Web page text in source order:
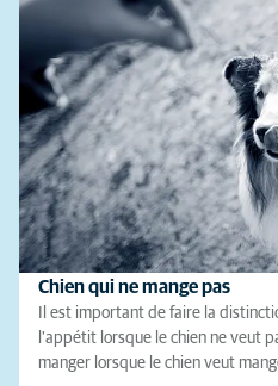
Chien qui ne mange pas
Il est important de faire la
l'appétit lorsque le chien ne veut
manger lorsque le chien veut